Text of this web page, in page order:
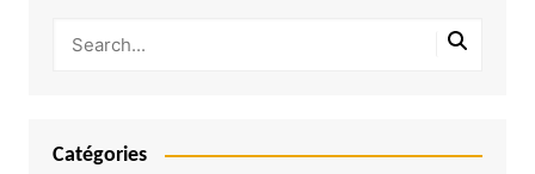
Catégories